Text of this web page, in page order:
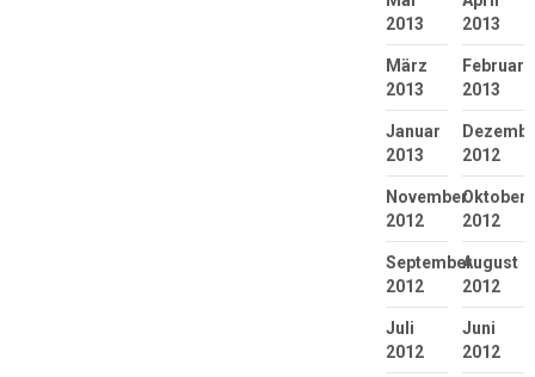
2013
2013
März
2013
Februar
2013
Januar
2013
2012
November
2012
Oktober
2012
September
2012
August
2012
Juli
2012
Juni
2012